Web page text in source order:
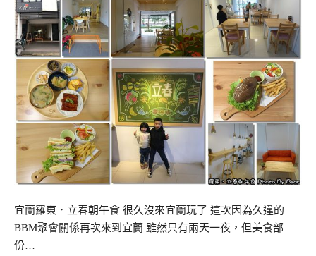
宜蘭羅東．立春朝午食 很久沒來宜蘭玩了 這次因為久違的
BBM聚會關係再次來到宜蘭 雖然只有兩天一夜，但美食部
份…